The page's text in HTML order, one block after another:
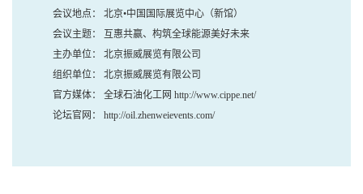
会议地点： 北京•中国国际展览中心（新馆）
会议主题： 互惠共赢、构筑全球能源美好未来
主办单位： 北京振威展览有限公司
组织单位： 北京振威展览有限公司
官方媒体： 全球石油化工网 http://www.cippe.net/
论坛官网： http://oil.zhenweievents.com/